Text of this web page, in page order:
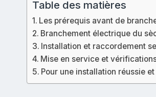
Table des matières
Les prérequis avant de
Branchement électrique du
Installation et raccordement
Mise en service et
Pour une installation réussie